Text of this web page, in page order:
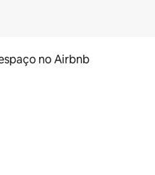
no Airbnb